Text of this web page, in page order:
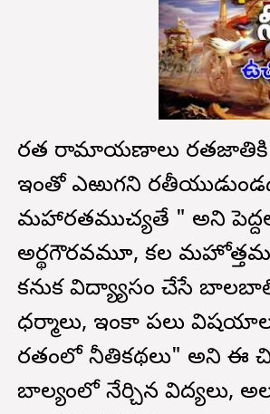
భారత రామాయణాలు
ఇంతో ఎఱుగని
మహాభారతముచ్యతే " అని
అర్థగౌరవమూ, కల
కనుక విద్యాభ్యాసం చేసే
ధర్మాలు, ఇంకా పలు
భారతంలో నీతికథలు" అని ఈ
బాల్యంలో నేర్చిన విద్యలు,